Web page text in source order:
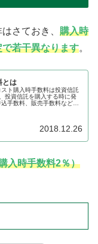
さておき、 購入時
若干異なります。
とは
ト購入時手数料は投資信託
投資信託を購入する時に発
手数料、販売手数料など名
2018.12.26
入時手数料2％）